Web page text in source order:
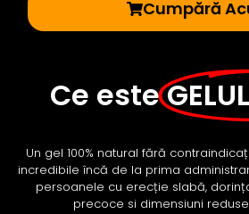
Cumpără
Ce este
Un gel 100% natural fără
incredibile încă de la prima
persoanele cu erecție slabă,
precoce si dimensiuni